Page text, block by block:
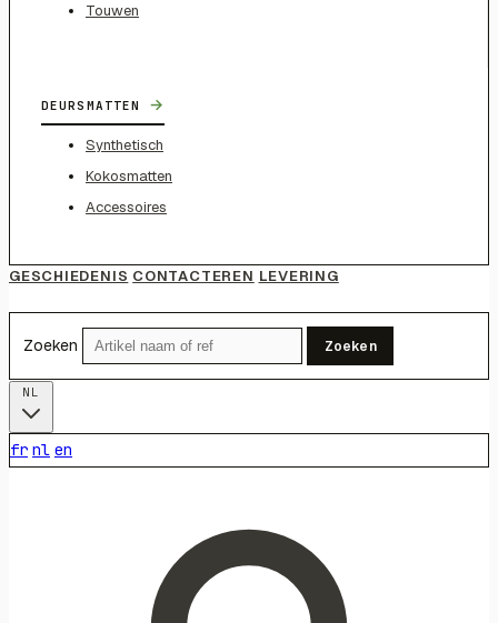
Touwen
DEURSMATTEN →
Synthetisch
Kokosmatten
Accessoires
GESCHIEDENIS CONTACTEREN LEVERING
Zoeken Zoeken
fr nl en